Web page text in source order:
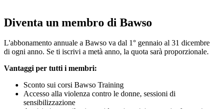
Diventa un membro di Bawso
L'abbonamento annuale a Bawso va dal 1° gennaio al 31 dicembre
di ogni anno. Se ti iscrivi a metà anno, la quota sarà proporzionale.
Vantaggi per tutti i membri:
Sconto sui corsi Bawso Training
Accesso alla violenza contro le donne, sessioni di
sensibilizzazione